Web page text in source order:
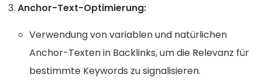
Anchor-Text-Optimierung:
Verwendung von variablen und natürlichen
Anchor-Texten in Backlinks, um die Relevanz für
bestimmte Keywords zu signalisieren.